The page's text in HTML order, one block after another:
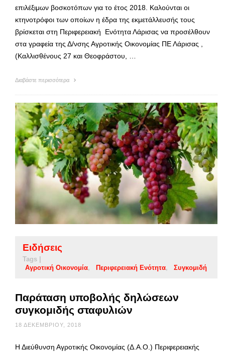
επιλέξιμων βοσκοτόπων για το έτος 2018. Καλούνται οι
κτηνοτρόφοι των οποίων η έδρα της εκμετάλλευσής τους
βρίσκεται στη Περιφερειακή Ενότητα Λάρισας να προσέλθουν
στα γραφεία της Δ/νσης Αγροτικής Οικονομίας ΠΕ Λάρισας ,
(Καλλισθένους 27 και Θεοφράστου, …
Διαβάστε περισσότερα
Ειδήσεις
Tags |
Αγροτική Οικονομία
Περιφερειακή Ενότητα Συγκομιδή
Παράταση υποβολής δηλώσεων
συγκομιδής σταφυλιών
18 ΔΕΚΕΜΒΡΊΟΥ, 2018
Η Διεύθυνση Αγροτικής Οικονομίας (Δ.Α.Ο.) Περιφερειακής